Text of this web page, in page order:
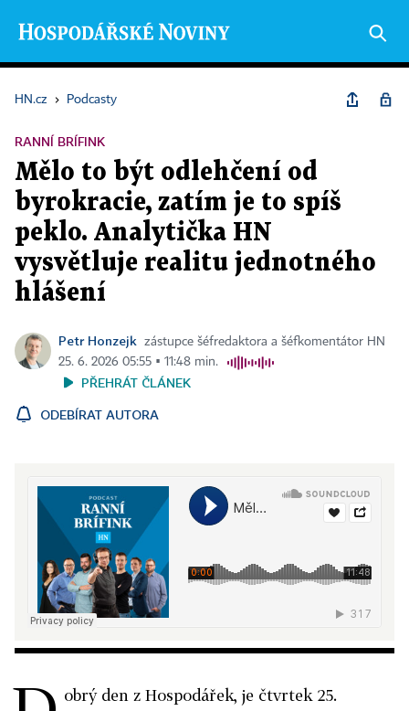
HN.cz › Podcasty
RANNÍ BRÍFINK
Mělo to být odlehčení od
byrokracie, zatím je to spíš
peklo. Analytička HN
vysvětluje realitu jednotného
hlášení
Petr Honzejk
zástupce šéfredaktora a šéfkomentátor HN
25. 6. 2026 05:55 ▪ 11:48 min.
PŘEHRÁT ČLÁNEK
ODEBÍRAT AUTORA
obrý den z Hospodářek, je čtvrtek 25.